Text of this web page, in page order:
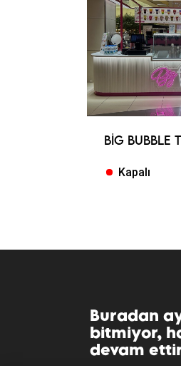
BIG BUBBLE
Kapalı
Buradan
bitmiyor,
devam